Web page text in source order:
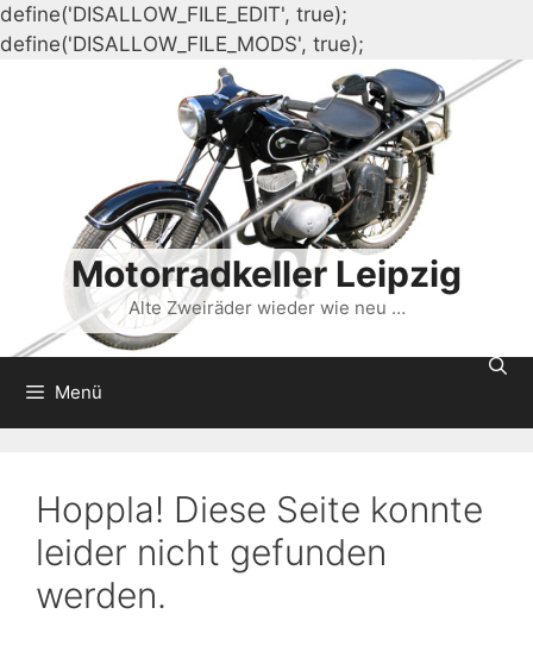
define('DISALLOW_FILE_EDIT', true);
define('DISALLOW_FILE_MODS', true);
Inhalt
springen
Motorradkeller Leipzig
Alte Zweiräder wieder wie neu …
Menü
Hoppla! Diese Seite konnte
leider nicht gefunden
werden.